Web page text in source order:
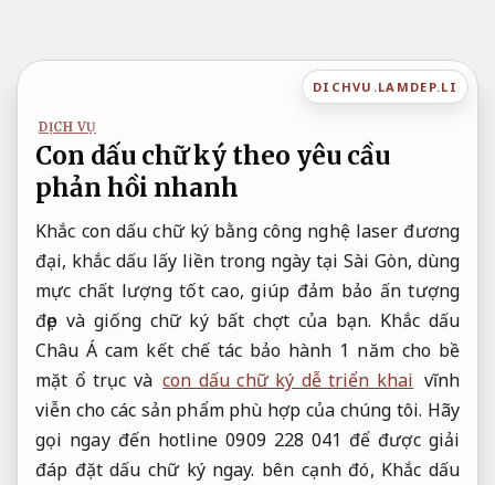
nội
DICHVU.LAMDEP.LI
DỊCH VỤ
Con dấu chữ ký theo yêu cầu
phản hồi nhanh
Khắc con dấu chữ ký bằng công nghệ laser đương
đại, khắc dấu lấy liền trong ngày tại Sài Gòn, dùng
mực chất lượng tốt cao, giúp đảm bảo ấn tượng
đẹp và giống chữ ký bất chợt của bạn. Khắc dấu
Châu Á cam kết chế tác bảo hành 1 năm cho bề
mặt ổ trục và con dấu chữ ký dễ triển khai vĩnh
viễn cho các sản phẩm phù hợp của chúng tôi. Hãy
gọi ngay đến hotline 0909 228 041 để được giải
đáp đặt dấu chữ ký ngay. bên cạnh đó, Khắc dấu